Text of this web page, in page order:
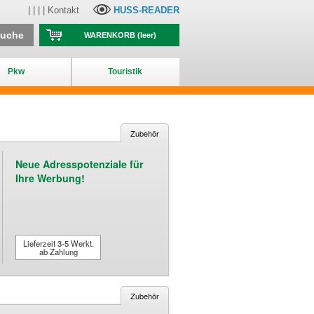
Pkw Touristik
Kontakt HUSS-READER
WARENKORB(leer)
Zubehör
Neue Adresspotenziale für
Ihre Werbung!
Lieferzeit 3-5 Werkt.
ab Zahlung
Zubehör